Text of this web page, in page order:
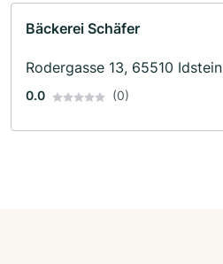
Bäckerei Schäfer
Rodergasse 13, 65510 Idstein
0.0 (0)